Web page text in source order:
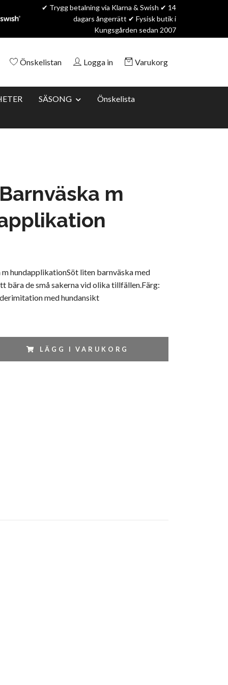
✔ Trygg betalning via Klarna & Swish ✔ 14
dagars ångerrätt ✔ Fysisk butik i
Kungsgården sedan 2007
Önskelistan Logga in Varukorg
SÄSONG
Önskelista
m
m hundapplikationSöt liten barnväska med
bära de små sakerna vid olika tillfällen.Färg:
med hundansikt
LÄGG I VARUKORG